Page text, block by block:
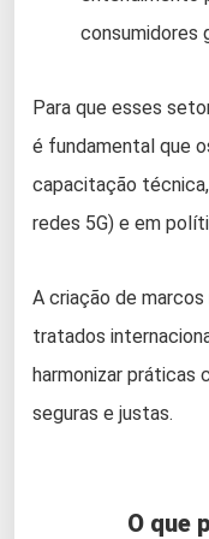
consumidores
Para que esses
é fundamental que
capacitação
redes 5G) e em
A criação de
tratados
harmonizar práticas
seguras e justas.
O que